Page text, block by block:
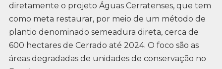
diretamente o projeto Águas Cerratenses, que tem
como meta restaurar, por meio de um método de
plantio denominado semeadura direta, cerca de
600 hectares de Cerrado até 2024. O foco são as
áreas degradadas de unidades de conservação no